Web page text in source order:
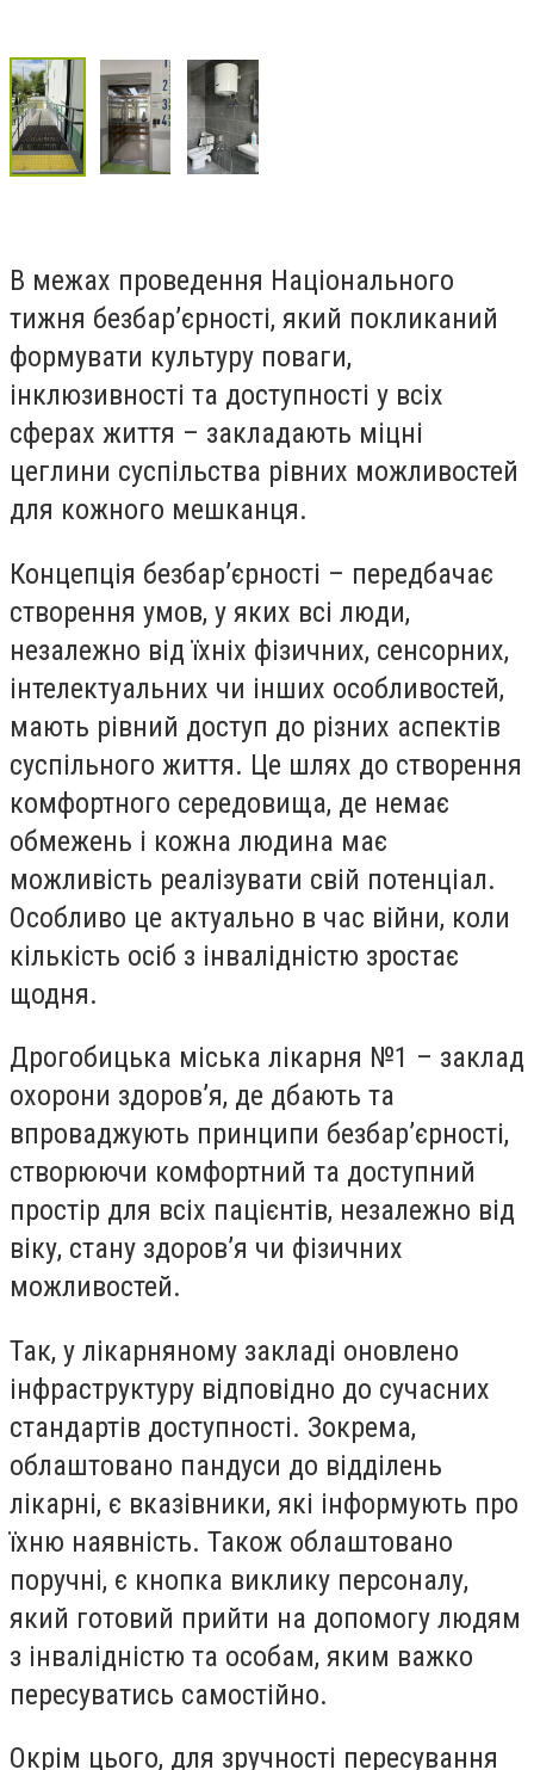
В межах проведення Національного
тижня безбар’єрності, який покликаний
формувати культуру поваги,
інклюзивності та доступності у всіх
сферах життя – закладають міцні
цеглини суспільства рівних можливостей
для кожного мешканця.
Концепція безбар’єрності – передбачає
створення умов, у яких всі люди,
незалежно від їхніх фізичних, сенсорних,
інтелектуальних чи інших особливостей,
мають рівний доступ до різних аспектів
суспільного життя. Це шлях до створення
комфортного середовища, де немає
обмежень і кожна людина має
можливість реалізувати свій потенціал.
Особливо це актуально в час війни, коли
кількість осіб з інвалідністю зростає
щодня.
Дрогобицька міська лікарня №1 – заклад
охорони здоров’я, де дбають та
впроваджують принципи безбар’єрності,
створюючи комфортний та доступний
простір для всіх пацієнтів, незалежно від
віку, стану здоров’я чи фізичних
можливостей.
Так, у лікарняному закладі оновлено
інфраструктуру відповідно до сучасних
стандартів доступності. Зокрема,
облаштовано пандуси до відділень
лікарні, є вказівники, які інформують про
їхню наявність. Також облаштовано
поручні, є кнопка виклику персоналу,
який готовий прийти на допомогу людям
з інвалідністю та особам, яким важко
пересуватись самостійно.
Окрім цього, для зручності пересування